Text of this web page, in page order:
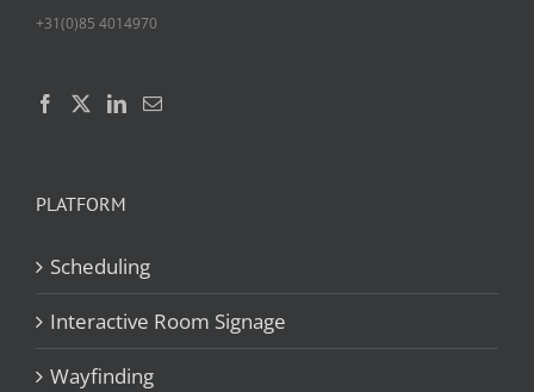
+31(0)85 4014970
PLATFORM
Scheduling
Interactive Room Signage
Wayfinding